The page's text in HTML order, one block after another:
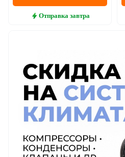
Отправка завтра